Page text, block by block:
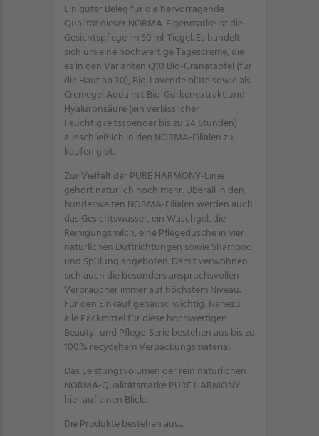
Ein guter Beleg für die hervorragende
Qualität dieser NORMA-Eigenmarke ist die
Gesichtspflege im 50 ml-Tiegel. Es handelt
sich um eine hochwertige Tagescreme, die
es in den Varianten Q10 Bio-Granatapfel (für
die Haut ab 30), Bio-Lavendelblüte sowie als
Cremegel Aqua mit Bio-Gurkenextrakt und
Hyaluronsäure (ein verlässlicher
Feuchtigkeitsspender bis zu 24 Stunden)
ausschließlich in den NORMA-Filialen zu
kaufen gibt.
Zur Vielfalt der PURE HARMONY-Linie
gehört natürlich noch mehr. Überall in den
bundesweiten NORMA-Filialen werden auch
das Gesichtswasser, ein Waschgel, die
Reinigungsmilch, eine Pflegedusche in vier
natürlichen Duftrichtungen sowie Shampoo
und Spülung angeboten. Damit verwöhnen
sich auch die besonders anspruchsvollen
Verbraucher immer auf höchstem Niveau.
Für den Einkauf genauso wichtig: Nahezu
alle Packmittel für diese hochwertigen
Beauty- und Pflege-Serie bestehen aus bis zu
100% recyceltem Verpackungsmaterial.
Das Leistungsvolumen der rein natürlichen
NORMA-Qualitätsmarke PURE HARMONY
hier auf einen Blick:
Die Produkte bestehen aus...